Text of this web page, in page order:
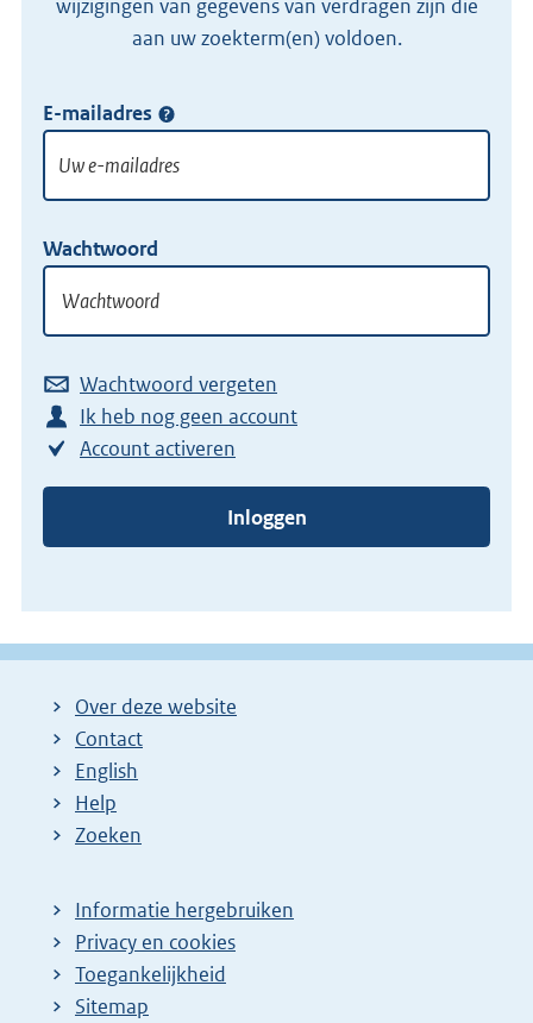
wijzigingen van gegevens van verdragen zijn die
aan uw zoekterm(en) voldoen.
Log
in
met
inloggegevens
E-mailadres
Wachtwoord
Wachtwoord vergeten
Ik heb nog geen account
Account activeren
Inloggen
Over deze website
Contact
English
Help
Zoeken
Informatie hergebruiken
Privacy en cookies
Toegankelijkheid
Sitemap